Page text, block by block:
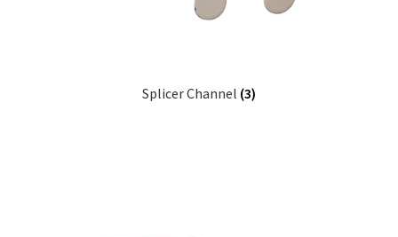
Splicer Channel (3)